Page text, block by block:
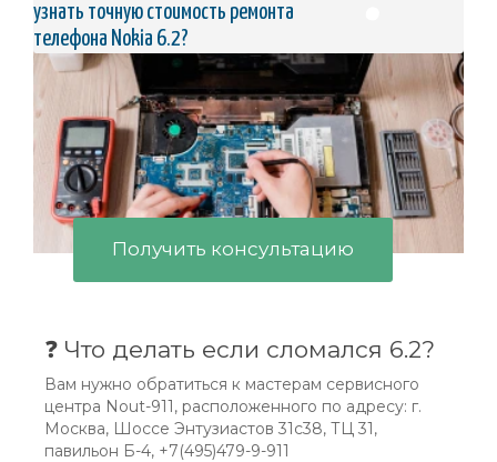
узнать точную стоимость ремонта
телефона Nokia 6.2?
Получить консультацию
❓ Что делать если сломался 6.2?
Вам нужно обратиться к мастерам сервисного
центра Nout-911, расположенного по адресу: г.
Москва, Шоссе Энтузиастов 31с38, ТЦ 31,
павильон Б-4, +7(495)479-9-911